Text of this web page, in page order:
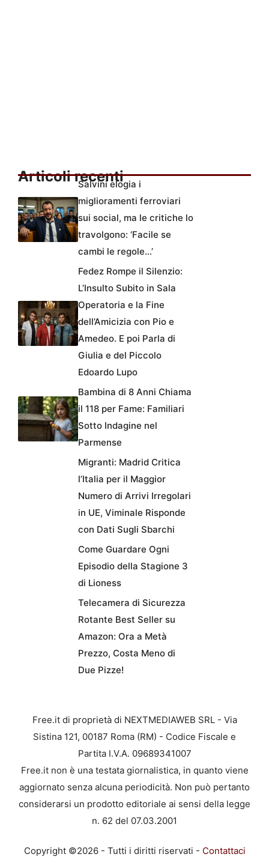
Articoli recenti
Salvini elogia i
miglioramenti ferroviari
sui social, ma le critiche lo
travolgono: ‘Facile se
cambi le regole…’
Fedez Rompe il Silenzio:
L’Insulto Subito in Sala
Operatoria e la Fine
dell’Amicizia con Pio e
Amedeo. E poi Parla di
Giulia e del Piccolo
Edoardo Lupo
Bambina di 8 Anni Chiama
il 118 per Fame: Familiari
Sotto Indagine nel
Parmense
Migranti: Madrid Critica
l’Italia per il Maggior
Numero di Arrivi Irregolari
in UE, Viminale Risponde
con Dati Sugli Sbarchi
Come Guardare Ogni
Episodio della Stagione 3
di Lioness
Telecamera di Sicurezza
Rotante Best Seller su
Amazon: Ora a Metà
Prezzo, Costa Meno di
Due Pizze!
Free.it di proprietà di NEXTMEDIAWEB SRL - Via
Sistina 121, 00187 Roma (RM) - Codice Fiscale e
Partita I.V.A. 09689341007
Free.it non è una testata giornalistica, in quanto viene
aggiornato senza alcuna periodicità. Non può pertanto
considerarsi un prodotto editoriale ai sensi della legge
n. 62 del 07.03.2001
Copyright ©2026 - Tutti i diritti riservati - Contattaci